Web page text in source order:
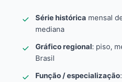
Série histórica mensal
mediana
Gráfico regional: piso,
Brasil
Função / especialização